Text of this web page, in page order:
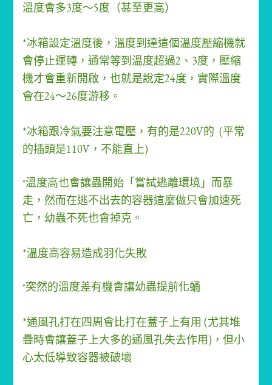
溫度會多3度～5度（甚至更高）
*冰箱設定溫度後，溫度到達這個溫度壓縮機就
會停止運轉，通常等到溫度超過2、3度，壓縮
機才會重新開啟，也就是說定24度，實際溫度
會在24～26度游移。
*冰箱跟冷氣要注意電壓，有的是220V的 (平常
的插頭是110V，不能直上)
*溫度高也會讓蟲開始「嘗試逃離環境」而暴
走，然而在逃不出去的容器這麼做只會加速死
亡， 幼蟲不死也會掉克。
*溫度高容易造成羽化失敗
*突然的溫度差有機會讓幼蟲提前化蛹
*通風孔打在四周會比打在蓋子上有用 (尤其堆
疊時會讓蓋子上大多的通風孔失去作用)，但小
心太低導致容器被破壞